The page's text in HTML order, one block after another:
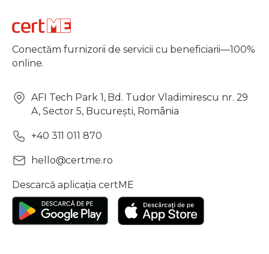
Conectăm furnizorii de servicii cu beneficiarii—100%
online.
AFI Tech Park 1, Bd. Tudor Vladimirescu nr. 29
A, Sector 5, București, România
+40 311 011 870
hello@certme.ro
Descarcă aplicația certME